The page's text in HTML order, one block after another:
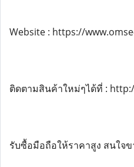
Website : https://
ติดตามสินค้าใหม่ๆได้ที่ :
รับซื้อมือถือให้ราคาสูง สนใจข